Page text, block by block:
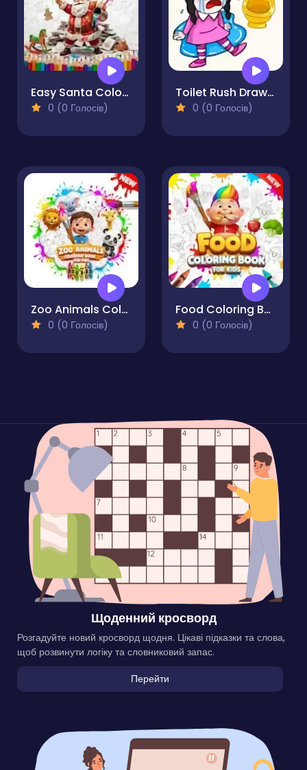
Easy Santa Coloring Pages
0 (0 Голосів)
Toilet Rush Draw To Pee
0 (0 Голосів)
Zoo Animals Coloring Book for Kids
0 (0 Голосів)
Food Coloring Book for Kids
0 (0 Голосів)
Щоденний кросворд
Розгадуйте новий кросворд щодня. Цікаві підказки та слова,
щоб розвинути логіку та словниковий запас.
Перейти